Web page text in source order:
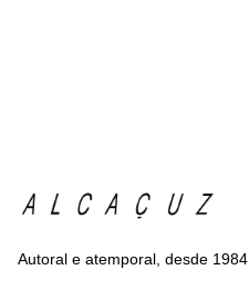
Autoral e atemporal, desde 1984.